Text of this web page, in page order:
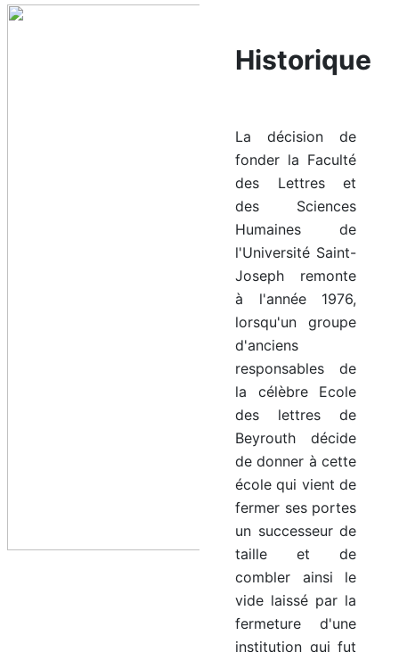
Historique
La décision de
fonder la Faculté
des Lettres et
des Sciences
Humaines de
l'Université Saint-
Joseph remonte
à l'année 1976,
lorsqu'un groupe
d'anciens
responsables de
la célèbre Ecole
des lettres de
Beyrouth décide
de donner à cette
école qui vient de
fermer ses portes
un successeur de
taille et de
combler ainsi le
vide laissé par la
fermeture d'une
institution qui fut